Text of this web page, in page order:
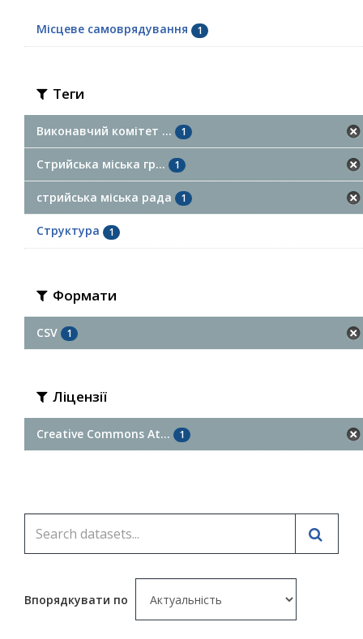
Місцеве самоврядування 1
Теги
Виконавчий комітет ... 1
Стрийська міська гр... 1
стрийська міська рада 1
Структура 1
Формати
CSV 1
Ліцензії
Creative Commons At... 1
Впорядкувати по